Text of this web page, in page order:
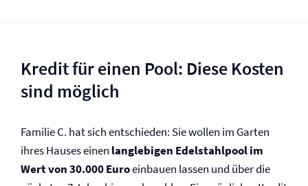
Kredit für einen Pool: Diese Kosten
sind möglich
Familie C. hat sich entschieden: Sie wollen im Garten
ihres Hauses einen langlebigen Edelstahlpool im
Wert von 30.000 Euroeinbauen lassen und über die